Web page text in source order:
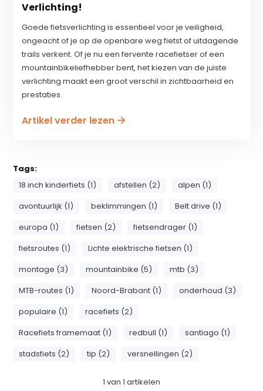
Verlichting!
Goede fietsverlichting is essentieel voor je veiligheid,
ongeacht of je op de openbare weg fietst of uitdagende
trails verkent. Of je nu een fervente racefietser of een
mountainbikeliefhebber bent, het kiezen van de juiste
verlichting maakt een groot verschil in zichtbaarheid en
prestaties.
Artikel verder lezen
Tags:
18 inch kinderfiets (1)
afstellen (2)
alpen (1)
avontuurlijk (1)
beklimmingen (1)
Belt drive (1)
europa (1)
fietsen (2)
fietsendrager (1)
fietsroutes (1)
Lichte elektrische fietsen (1)
montage (3)
mountainbike (5)
mtb (3)
MTB-routes (1)
Noord-Brabant (1)
onderhoud (3)
populaire (1)
racefiets (2)
Racefiets framemaat (1)
redbull (1)
santiago (1)
stadsfiets (2)
tip (2) versnellingen (2)
1 van 1 artikelen